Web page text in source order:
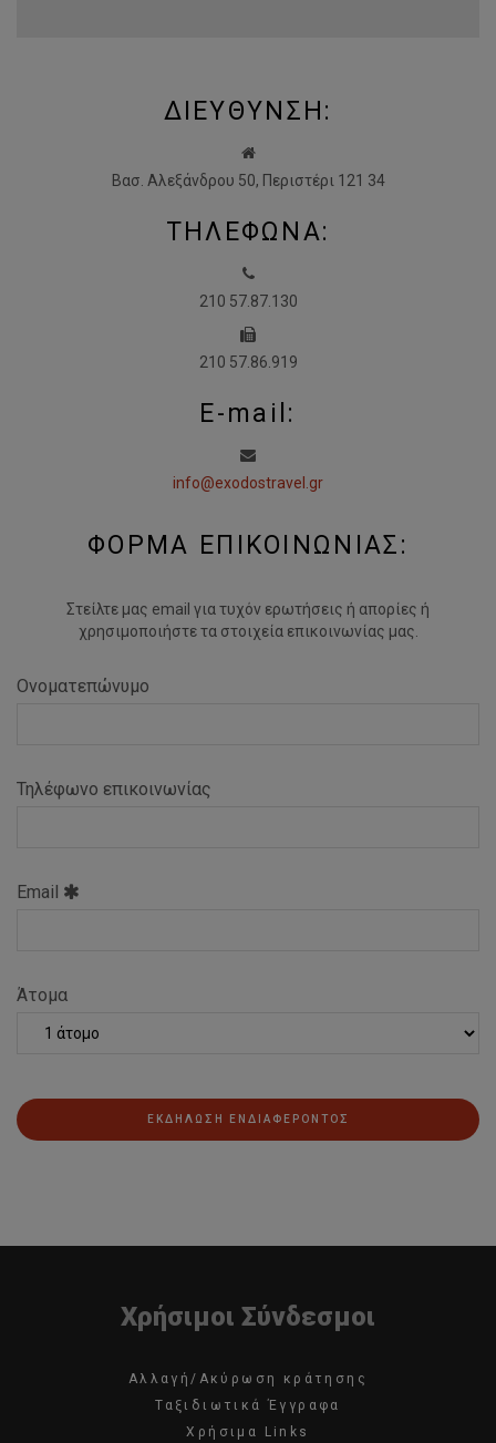
ΔΙΕΥΘΥΝΣΗ:
Βασ. Αλεξάνδρου 50, Περιστέρι 121 34
ΤΗΛΕΦΩΝΑ:
210 57.87.130
210 57.86.919
E-mail:
info@exodostravel.gr
ΦΟΡΜΑ ΕΠΙΚΟΙΝΩΝΙΑΣ:
Στείλτε μας email για τυχόν ερωτήσεις ή απορίες ή
χρησιμοποιήστε τα στοιχεία επικοινωνίας μας.
Ονοματεπώνυμο
Τηλέφωνο επικοινωνίας
Email
Άτομα
ΕΚΔΗΛΩΣΗ ΕΝΔΙΑΦΕΡΟΝΤΟΣ
Χρήσιμοι Σύνδεσμοι
Αλλαγή/Ακύρωση κράτησης
Ταξιδιωτικά Έγγραφα
Χρήσιμα Links